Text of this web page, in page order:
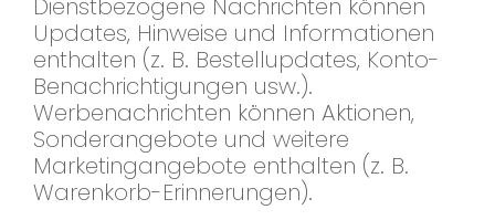
Dienstbezogene Nachrichten können
Updates, Hinweise und Informationen
enthalten (z. B. Bestellupdates, Konto-
Benachrichtigungen usw.).
Werbenachrichten können Aktionen,
Sonderangebote und weitere
Marketingangebote enthalten (z. B.
Warenkorb-Erinnerungen).